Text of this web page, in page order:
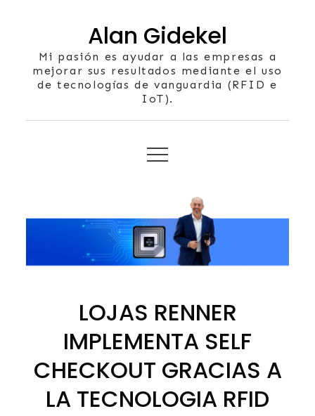
Alan Gidekel
Mi pasión es ayudar a las empresas a
mejorar sus resultados mediante el uso
de tecnologías de vanguardia (RFID e
IoT).
LOJAS RENNER
IMPLEMENTA SELF
CHECKOUT GRACIAS A
LA TECNOLOGIA RFID